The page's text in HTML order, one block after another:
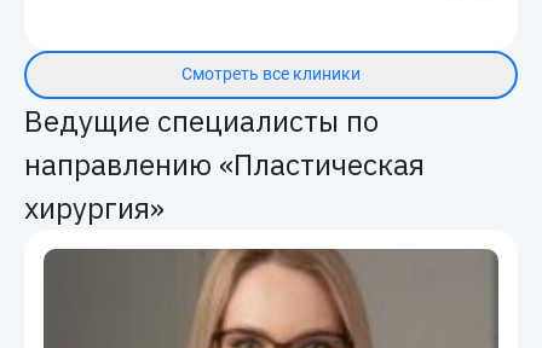
Смотреть все клиники
Ведущие специалисты по
направлению «Пластическая
хирургия»